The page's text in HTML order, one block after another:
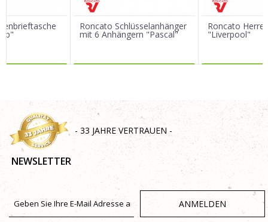
Roncato Schlüsselanhänger
mit 6 Anhängern "Pascal"
Roncato
"Liverpool"
- 33 JAHRE VERTRAUEN -
NEWSLETTER
ANMELDEN